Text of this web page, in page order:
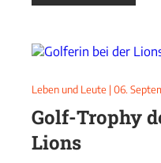
Leben und Leute | 06.
Golf-Trophy
Lions